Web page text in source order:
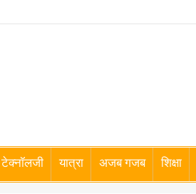
टेक्नॉलजी यात्रा अजब गजब शिक्षा